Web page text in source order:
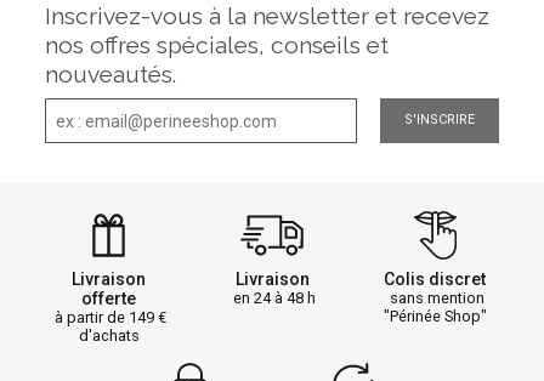
Inscrivez-vous à la newsletter et recevez
nos offres spéciales, conseils et
nouveautés.
S'INSCRIRE
Livraison
offerte
à partir de 149
d'achats
Livraison
en 24 à 48 h
Colis discret
sans mention
"Périnée Shop"